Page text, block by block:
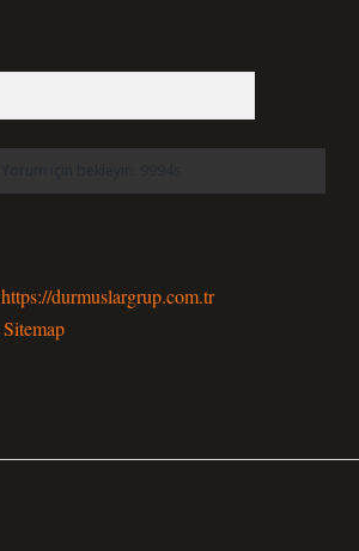
https://durmuslargrup.com.tr
Sitemap